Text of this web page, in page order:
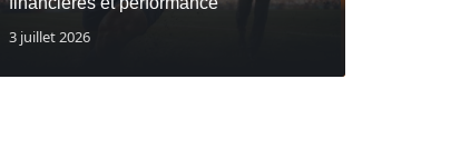
3 juillet 2026